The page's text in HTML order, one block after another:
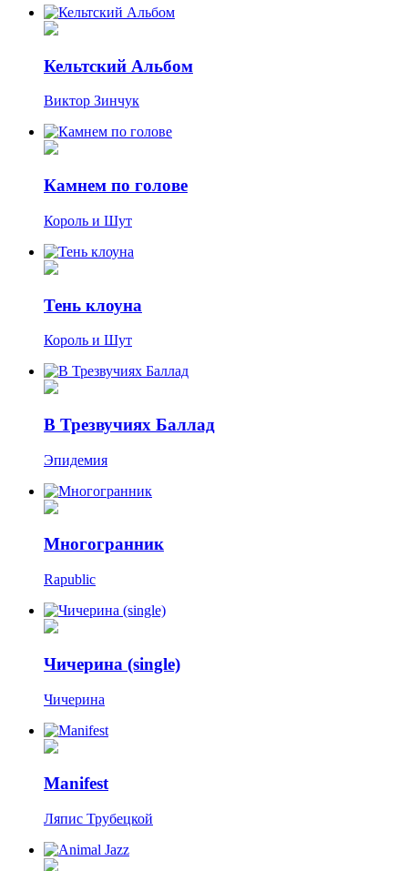
Кельтский Альбом
Виктор Зинчук
Камнем по голове
Король и Шут
Тень клоуна
Король и Шут
В Трезвучиях Баллад
Эпидемия
Многогранник
Rapublic
Чичерина (single)
Чичерина
Manifest
Ляпис Трубецкой